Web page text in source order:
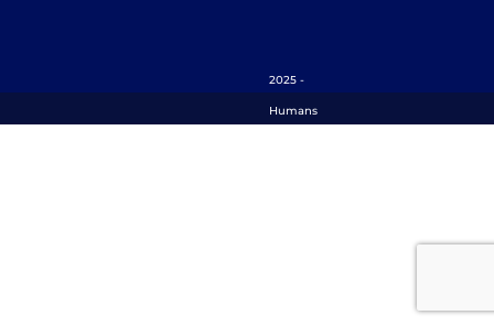
2025 -
Humans